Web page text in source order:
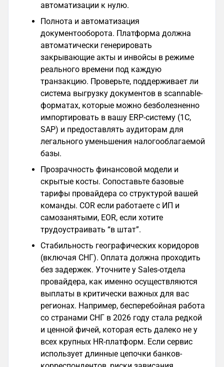
автоматизации к нулю.
Полнота и автоматизация
документооборота. Платформа должна
автоматически генерировать
закрывающие акты и инвойсы в режиме
реального времени под каждую
транзакцию. Проверьте, поддерживает ли
система выгрузку документов в scannable-
форматах, которые можно безболезненно
импортировать в вашу ERP-систему (1С,
SAP) и предоставлять аудиторам для
легального уменьшения налогооблагаемой
базы.
Прозрачность финансовой модели и
скрытые косты. Сопоставьте базовые
тарифы провайдера со структурой вашей
команды. COR если работаете с ИП и
самозанятыми, EOR, если хотите
трудоустраивать “в штат”.
Стабильность географических коридоров
(включая СНГ). Оплата должна проходить
без задержек. Уточните у Sales-отдела
провайдера, как именно осуществляются
выплаты в критически важных для вас
регионах. Например, бесперебойная работа
со странами СНГ в 2026 году стала редкой
и ценной фичей, которая есть далеко не у
всех крупных HR-платформ. Если сервис
использует длинные цепочки банков-